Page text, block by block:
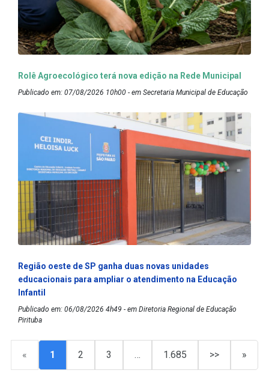
Rolê Agroecológico terá nova edição na Rede Municipal
Publicado em: 07/08/2026 10h00 - em Secretaria Municipal de Educação
Região oeste de SP ganha duas novas unidades
educacionais para ampliar o atendimento na Educação
Infantil
Publicado em: 06/08/2026 4h49 - em Diretoria Regional de Educação
Pirituba
« 1 2 3 … 1.685 >> »